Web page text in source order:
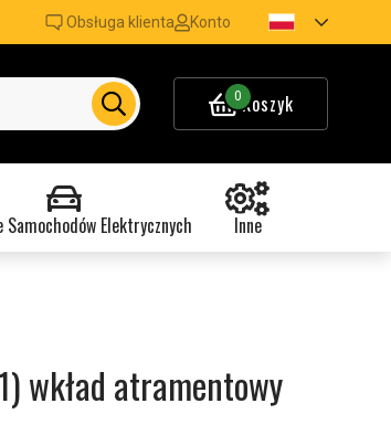
Obsługa klienta Konto
0Koszyk
Samochodów Elektrycznych Inne
wkład atramentowy